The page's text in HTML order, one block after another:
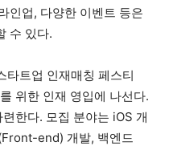
인업, 다양한 이벤트 등은
수 있다.
트업 인재매칭 페스티
위한 인재 영입에 나선다.
한다. 모집 분야는 iOS 개
end) 개발, 백엔드